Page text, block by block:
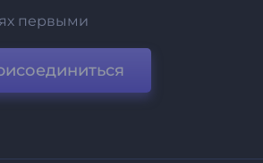
первыми